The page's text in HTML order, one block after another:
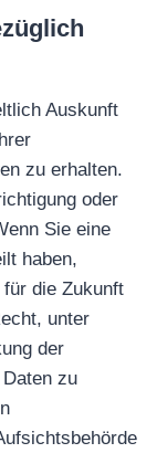
Auskunft
zu erhalten.
oder
Sie eine
haben,
die Zukunft
unter
der
zu